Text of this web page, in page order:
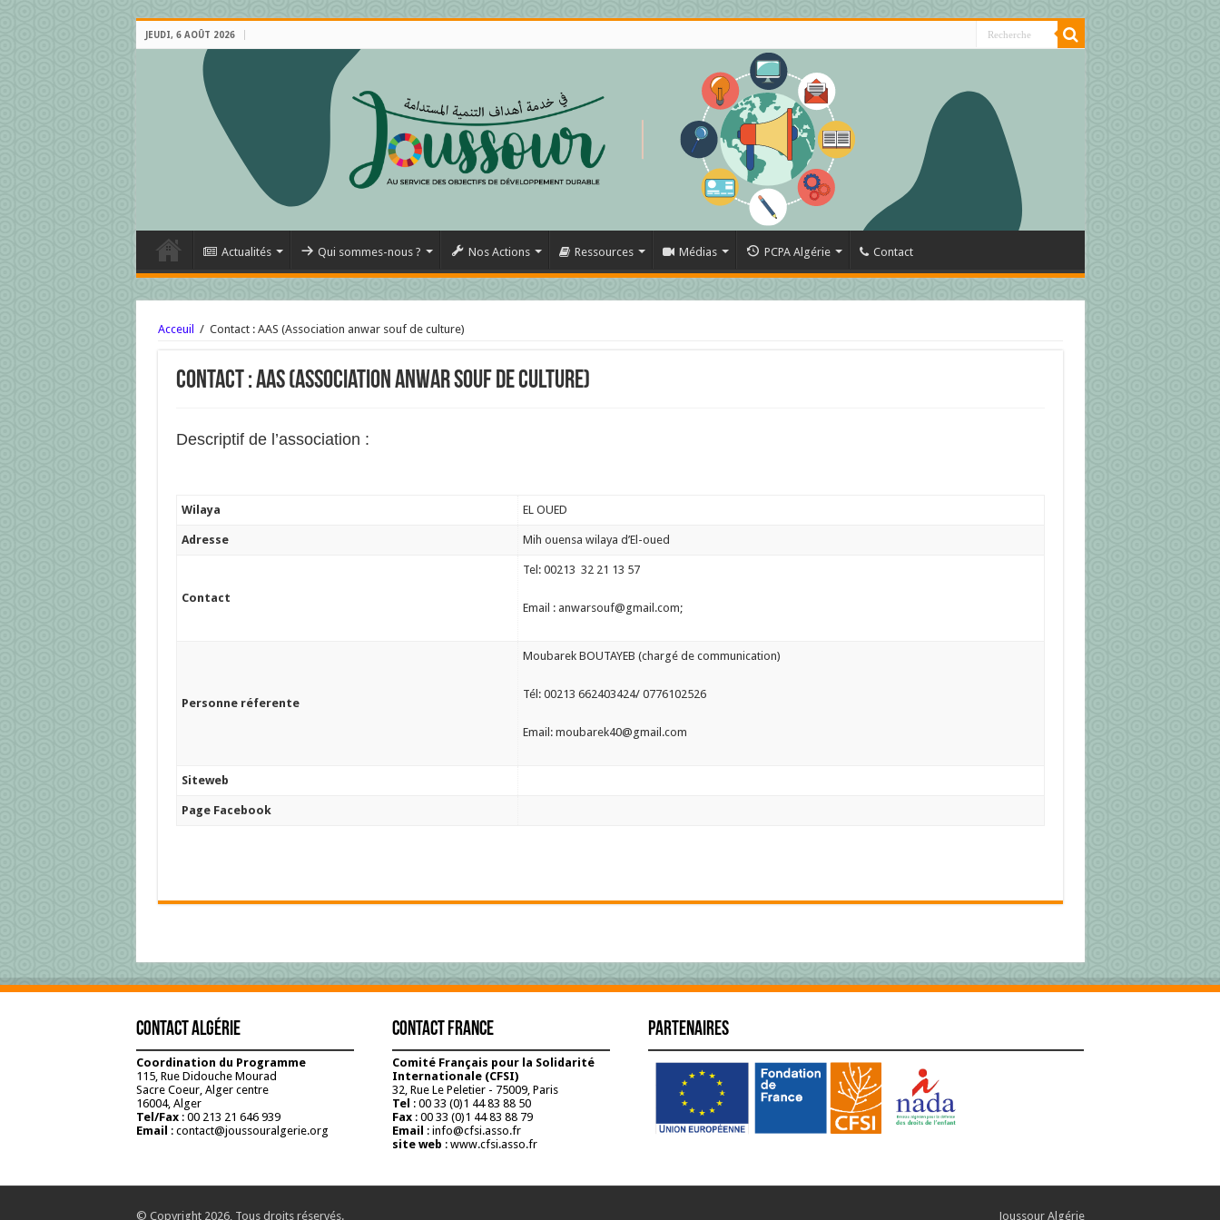
JEUDI, 6 AOÛT 2026
Actualités Qui sommes-nous ? Nos Actions Ressources Médias PCPA Algérie Contact
Acceuil / Contact : AAS (Association anwar souf de culture)
Contact : AAS (Association anwar souf de culture)
Descriptif de l’association :
Wilaya EL OUED
Adresse Mih ouensa wilaya d’El-oued
Contact
Tel: 00213 32 21 13 57
Email : anwarsouf@gmail.com;
Personne réferente
Moubarek BOUTAYEB (chargé de communication)
Tél: 00213 662403424/ 0776102526
Email: moubarek40@gmail.com
Siteweb
Page Facebook
Contact Algérie
Coordination du Programme
115, Rue Didouche Mourad
Sacre Coeur, Alger centre
16004, Alger
Tel/Fax: 00 213 21 646 939
Email : contact@joussouralgerie.org
Contact France
Comité Français pour la Solidarité
Internationale (CFSI)
32, Rue Le Peletier - 75009, Paris
Tel : 00 33 (0)1 44 83 88 50
Fax: 00 33 (0)1 44 83 88 79
Email : info@cfsi.asso.fr
site web : www.cfsi.asso.fr
Partenaires
Joussour Algérie
© Copyright 2026, Tous droits réservés.